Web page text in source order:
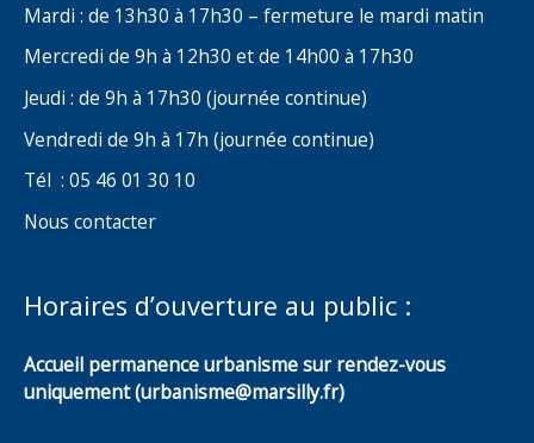
Mardi : de 13h30 à 17h30 – fermeture le mardi matin
Mercredi de 9h à 12h30 et de 14h00 à 17h30
Jeudi : de 9h à 17h30 (journée continue)
Vendredi de 9h à 17h (journée continue)
Tél : 05 46 01 30 10
Nous contacter
Horaires d’ouverture au public :
Accueil permanence urbanisme sur rendez-vous
uniquement (urbanisme@marsilly.fr)